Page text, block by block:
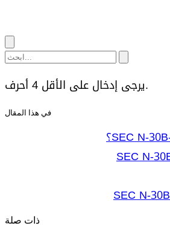
يرجى إدخال على الأقل 4 أحرف.
في هذا المقال
ذات صلة